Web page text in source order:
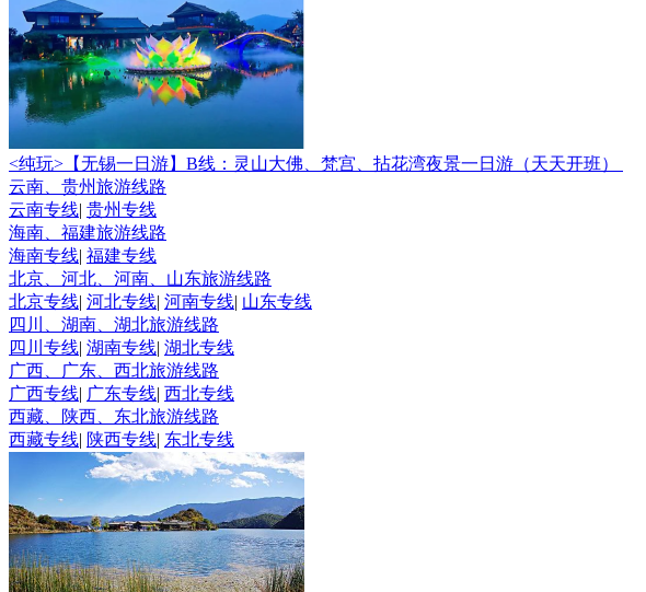
<纯玩> 【无锡一日游】B线：灵山大佛、梵宫、拈花湾夜景一日游（天天开班）
云南、贵州旅游线路
云南专线| 贵州专线
海南、福建旅游线路
海南专线| 福建专线
北京、河北、河南、山东旅游线路
北京专线| 河北专线| 河南专线| 山东专线
四川、湖南、湖北旅游线路
四川专线| 湖南专线| 湖北专线
广西、广东、西北旅游线路
广西专线| 广东专线| 西北专线
西藏、陕西、东北旅游线路
西藏专线| 陕西专线| 东北专线